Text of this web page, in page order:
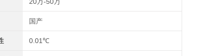
国产
0.01℃